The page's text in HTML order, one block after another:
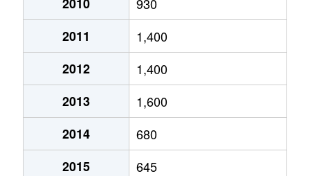
2011
1,400
2012
1,400
2013
1,600
2014
680
2015
645